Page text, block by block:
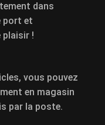
dans
port et
plaisir !
vous pouvez
en magasin
par la poste.